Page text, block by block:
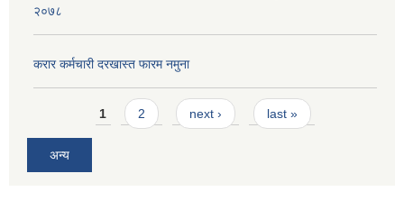
२०७८
करार कर्मचारी दरखास्त फारम नमुना
Pages1 2 next › last »
अन्य